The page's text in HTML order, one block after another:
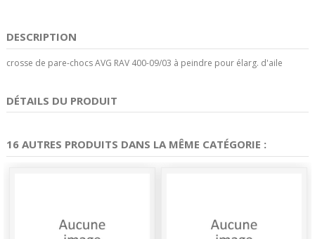
DESCRIPTION
crosse de pare-chocs AVG RAV 400-09/03 à peindre pour élarg. d'aile
DÉTAILS DU PRODUIT
16 AUTRES PRODUITS DANS LA MÊME CATÉGORIE :